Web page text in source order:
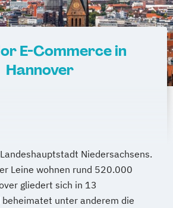
E-Commerce in
Hannover
Niedersachsens.
Leine wohnen rund 520.000
gliedert sich in 13
beheimatet unter anderem die